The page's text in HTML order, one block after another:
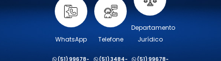
WhatsApp
(51) 99678-
Telefone
(51) 3484-
Departamento
Jurídico
(51) 99678-